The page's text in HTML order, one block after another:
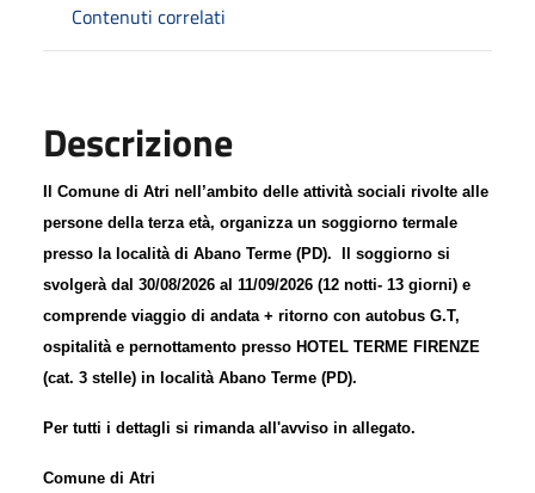
Contenuti correlati
Descrizione
Il Comune di Atri nell’ambito delle attività sociali rivolte alle
persone della terza età, organizza un soggiorno termale
presso la località di Abano Terme (PD). Il soggiorno si
svolgerà dal 30/08/2026 al 11/09/2026 (12 notti- 13 giorni) e
comprende viaggio di andata + ritorno con autobus G.T,
ospitalità e pernottamento presso HOTEL TERME FIRENZE
(cat. 3 stelle) in località Abano Terme (PD).
Per tutti i dettagli si rimanda all'avviso in allegato.
Comune di Atri